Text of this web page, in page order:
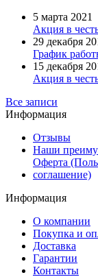
5 марта 2021
Акция в
29 декабря
График
15 декабря
Акция в
Все записи
Информация
Отзывы
Наши
Оферта
соглашение)
Информация
О компании
Покупка и
Доставка
Гарантии
Контакты